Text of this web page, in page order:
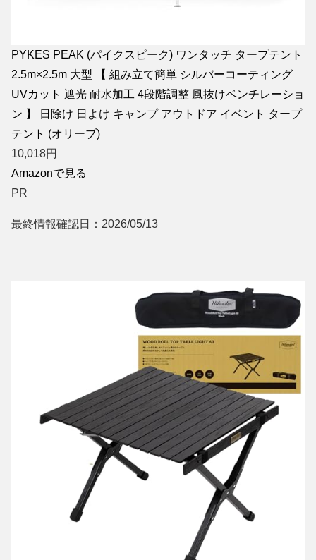
PYKES PEAK (パイクスピーク) ワンタッチ タープテント
2.5m×2.5m 大型 【 組み立て簡単 シルバーコーティング
UVカット 遮光 耐水加工 4段階調整 風抜けベンチレーショ
ン 】 日除け 日よけ キャンプ アウトドア イベント タープ
テント (オリーブ)
10,018円
Amazonで見る
PR
最終情報確認日：2026/05/13